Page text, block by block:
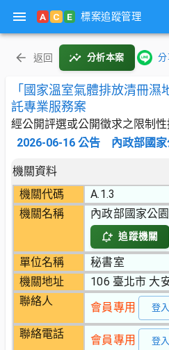
A C E 標案追蹤管理
返回 分析本案 分
「國家溫室氣體排放清冊
託專業服務案
經公開評選或公開徵求之限制
2026-06-16 公告 內政部國
機關資料
機關代碼
A.1.3
機關名稱
內政部國家公
追蹤機關
單位名稱
秘書室
機關地址
106 臺北市 大
聯絡人
會員專用 登入
聯絡電話 會員專用 登入